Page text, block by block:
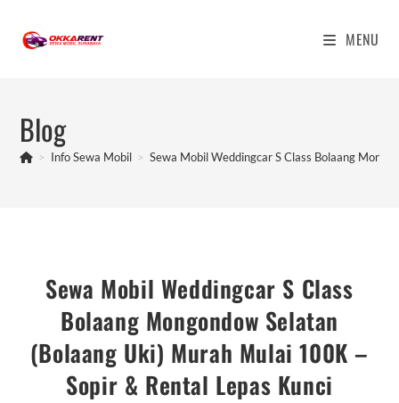
content
MENU
Blog
> Info Sewa Mobil > Sewa Mobil Weddingcar S Class Bolaang
Sewa Mobil Weddingcar S Class
Bolaang Mongondow Selatan
(Bolaang Uki) Murah Mulai 100K –
Sopir & Rental Lepas Kunci